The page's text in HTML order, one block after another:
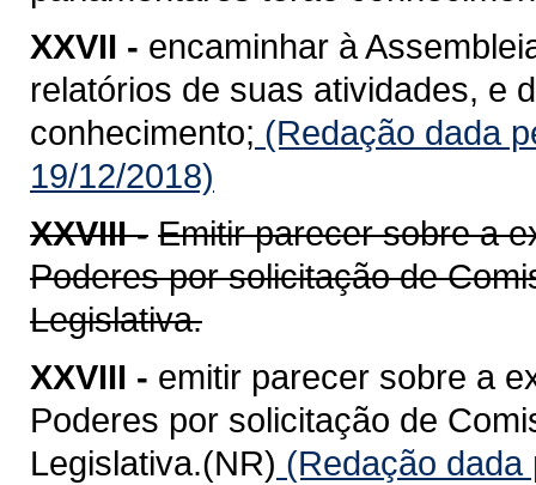
XXVII - encaminhar à
relatórios de suas atividades, e
conhecimento; (Redação dada
19/12/2018)
XXVIII - Emitir parecer sobre a
Poderes por solicitação de
Legislativa.
XXVIII - emitir parecer sobre a
Poderes por solicitação de
Legislativa.(NR) (Redação dada